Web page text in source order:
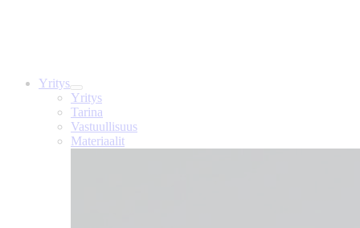
Yritys
Yritys
Tarina
Vastuullisuus
Materiaalit